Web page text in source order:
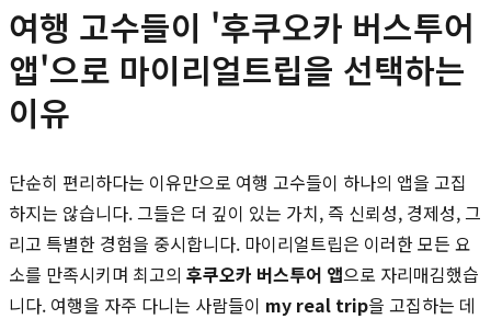
여행 고수들이 '후쿠오카 버스투어
앱'으로 마이리얼트립을 선택하는
이유
단순히 편리하다는 이유만으로 여행 고수들이 하나의 앱을 고집
하지는 않습니다. 그들은 더 깊이 있는 가치, 즉 신뢰성, 경제성, 그
리고 특별한 경험을 중시합니다. 마이리얼트립은 이러한 모든 요
소를 만족시키며 최고의 후쿠오카 버스투어 앱으로 자리매김했습
니다. 여행을 자주 다니는 사람들이 my real trip을 고집하는 데